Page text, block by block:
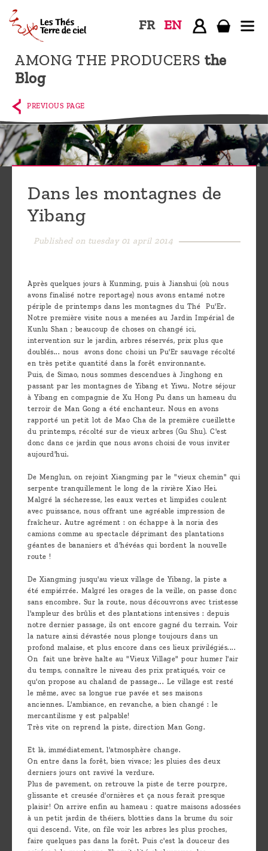
AMONG THE PRODUCERS the
Blog
FR EN
Home
The
shop
Terre
de
Ciel
producers,
Discover
Pu'Erh
How
infuse
your
tea ?
Leave us
message
PREVIOUS PAGE
Dans les montagnes de
Yibang
Published on tuesday 01 april 2014
Après quelques jours à Kunming, puis à Jianshui (où nous
avons finalisé notre reportage) nous avons entamé notre
périple de printemps dans les montagnes du Thé Pu'Er.
Notre première visite nous a menées au Jardin Impérial de
Kunlu Shan ; beaucoup de choses on changé ici,
intervention sur le jardin, arbres réservés, prix plus que
doublés... nous avons donc choisi un Pu'Er sauvage récolté
en très petite quantité dans la forêt environnante.
Puis, de Simao, nous sommes descendues à Jinghong en
passant par les montagnes de Yibang et Yiwu. Notre séjour
à Yibang en compagnie de Xu Hong Pu dans un hameau du
terroir de Man Gong a été enchanteur. Nous en avons
rapporté un petit lot de Mao Cha de la première cueillette
du printemps, récolté sur de vieux arbres (Gu Shu). C'est
donc dans ce jardin que nous avons choisi de vous inviter
aujourd'hui.
De Menglun, on rejoint Xiangming par le "vieux chemin" qui
serpente tranquillement le long de la rivière Xiao Hei.
Malgré la sécheresse, les eaux vertes et limpides coulent
avec puissance, nous offrant une agréable impression de
fraîcheur. Autre agrément : on échappe à la noria des
camions comme au spectacle déprimant des plantations
géantes de bananiers et d'hévéas qui bordent la nouvelle
route !
De Xiangming jusqu'au vieux village de Yibang, la piste a
été empiérrée. Malgré les orages de la veille, on passe donc
sans encombre. Sur la route, nous découvrons avec tristesse
l'ampleur des brûlis et des plantations intensives : depuis
notre dernier passage, ils ont encore gagné du terrain. Voir
la nature ainsi dévastée nous plonge toujours dans un
profond malaise, et plus encore dans ces lieux privilégiés....
On fait une brève halte au "Vieux Village" pour humer l'air
du temps, connaître le niveau des prix pratiqués, voir ce
qu'on propose au chaland de passage... Le village est resté
le même, avec sa longue rue pavée et ses maisons
anciennes. L'ambiance, en revanche, a bien changé : le
mercantilisme y est palpable!
Très vite on reprend la piste, direction Man Gong.
Et là, immédiatement, l'atmosphère change.
On entre dans la forêt, bien vivace; les pluies des deux
derniers jours ont ravivé la verdure.
Plus de pavement, on retrouve la piste de terre pourpre,
glissante et creusée d'ornières et ça nous ferait presque
plaisir! On arrive enfin au hameau : quatre maisons adossées
à un petit jardin de théiers, blotties dans la brume du soir
qui descend. Vite, on file voir les arbres les plus proches,
faire quelques pas dans la forêt. Puis c'est la douceur des